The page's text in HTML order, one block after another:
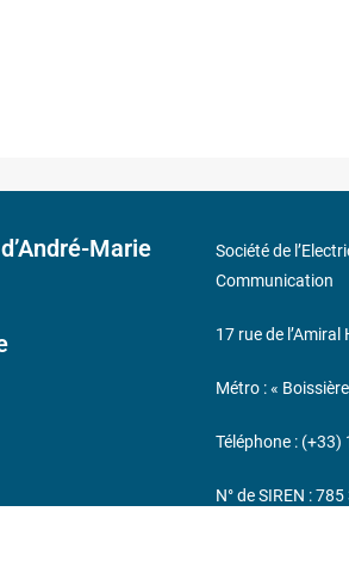
Marie
Société de
Communication
17 rue de l’Amiral
Métro : «
Téléphone : (+33)
N° de SIREN :